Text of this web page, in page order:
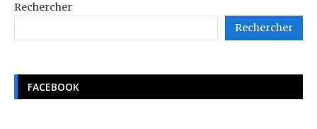
Rechercher
Rechercher
FACEBOOK